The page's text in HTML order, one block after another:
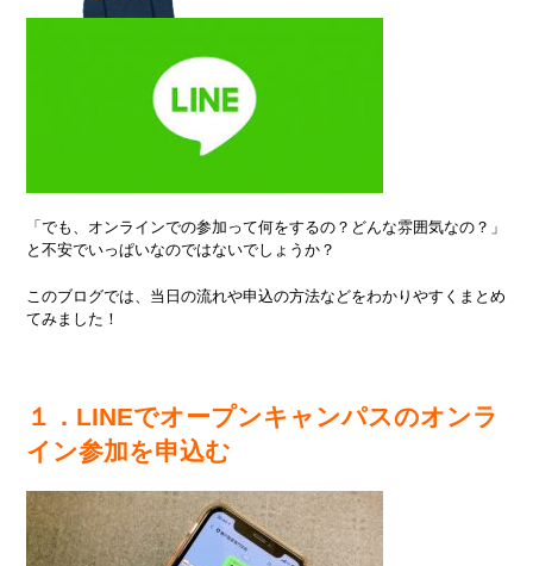
「でも、オンラインでの参加って何をするの？どんな雰囲気なの？」
と不安でいっぱいなのではないでしょうか？
このブログでは、当日の流れや申込の方法などをわかりやすくまとめ
てみました！
１．LINEでオープンキャンパスのオンラ
イン参加を申込む